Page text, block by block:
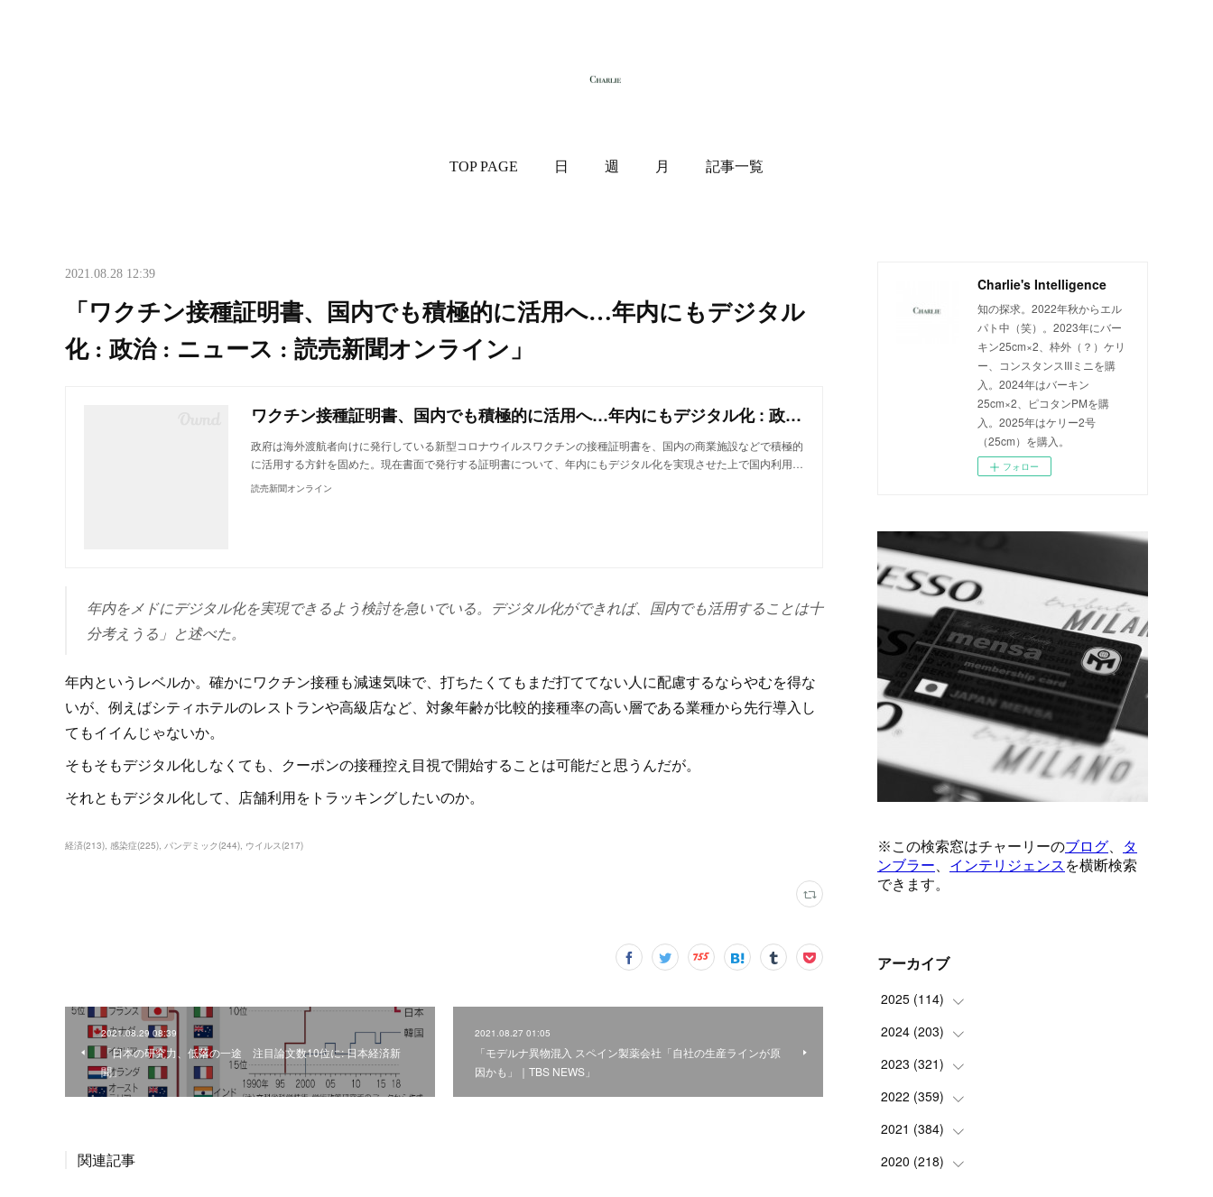
TOP PAGE 日 週 月 記事一覧
2021.08.28 12:39
「ワクチン接種証明書、国内でも積極的に活用へ…年内にもデジタル
化 : 政治 : ニュース : 読売新聞オンライン」
ワクチン接種証明書、国内でも積極的に活用へ…年内にもデジタル化 : 政治 : ニュース
政府は海外渡航者向けに発行している新型コロナウイルスワクチンの接種証明書を、国内の商業施設などで積極的
に活用する方針を固めた。現在書面で発行する証明書について、年内にもデジタル化を実現させた上で国内利用…
読売新聞オンライン
年内をメドにデジタル化を実現できるよう検討を急いでいる。デジタル化ができれば、国内でも活用することは十
分考えうる」と述べた。
年内というレベルか。確かにワクチン接種も減速気味で、打ちたくてもまだ打ててない人に配慮するならやむを得な
いが、例えばシティホテルのレストランや高級店など、対象年齢が比較的接種率の高い層である業種から先行導入し
てもイイんじゃないか。
そもそもデジタル化しなくても、クーポンの接種控え目視で開始することは可能だと思うんだが。
それともデジタル化して、店舗利用をトラッキングしたいのか。
経済(213) 感染症(225) パンデミック(244) ウイルス(217)
2021.08.29 08:39
「日本の研究力、低落の一途 注目論文数10位に: 日本経済新
聞」
2021.08.27 01:05
「モデルナ異物混入 スペイン製薬会社「自社の生産ラインが原
因かも」｜TBS NEWS」
関連記事
Charlie's Intelligence
知の探求。2022年秋からエル
パト中（笑）。2023年にバー
キン25cm×2、枠外（？）ケリ
ー、コンスタンスIIIミニを購
入。2024年はバーキン
25cm×2、ピコタンPMを購
入。2025年はケリー2号
（25cm）を購入。
フォロー
アーカイブ
2025 (114)
(1)
(8)
(6)
(9)
(5 )
2024 (203)
(24)
(10)
(18)
(17)
2023 (321)
(25)
(17)
(35)
2022 (359)
(42)
(37)
2021 (384)
(9)
2020 (218)